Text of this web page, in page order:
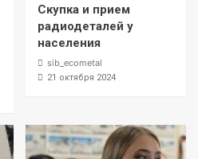
Скупка и прием
радиодеталей у
населения
sib_ecometal
21 октября 2024